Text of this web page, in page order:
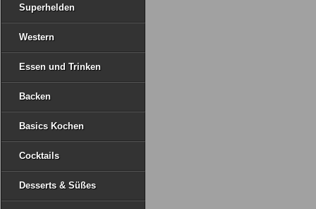
Superhelden
Western
Essen und Trinken
Backen
Basics Kochen
Cocktails
Desserts & Süßes